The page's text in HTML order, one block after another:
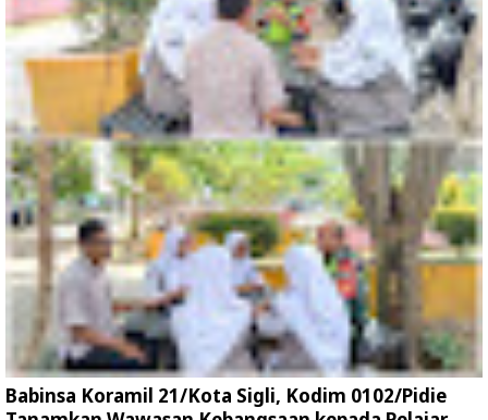
Babinsa Koramil 21/Kota Sigli, Kodim 0102/Pidie